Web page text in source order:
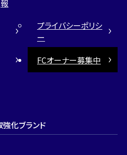
報
プライバシーポリシ
ー
FCオーナー募集中
化ブランド